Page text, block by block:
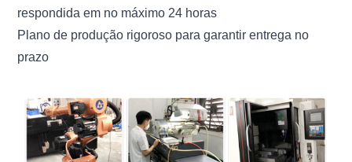
respondida em no máximo 24 horas
Plano de produção rigoroso para garantir entrega no
prazo